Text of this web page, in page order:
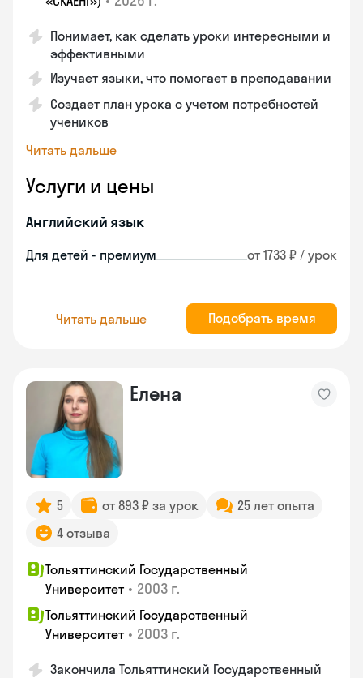
Понимает, как сделать уроки интересными и
эффективными
Изучает языки, что помогает в преподавании
Создает план урока с учетом потребностей
учеников
Читать дальше
Услуги и цены
Английский язык
Для детей - премиум от 1733 ₽ / урок
Читать дальше Подобрать время
Елена
5 от 893 ₽ за урок
25 лет опыта
4 отзыва
Тольяттинский Государственный
Университет • 2003 г.
Тольяттинский Государственный
Университет • 2003 г.
Закончила Тольяттинский Государственный